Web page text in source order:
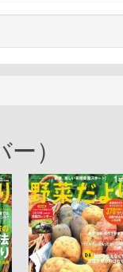
）